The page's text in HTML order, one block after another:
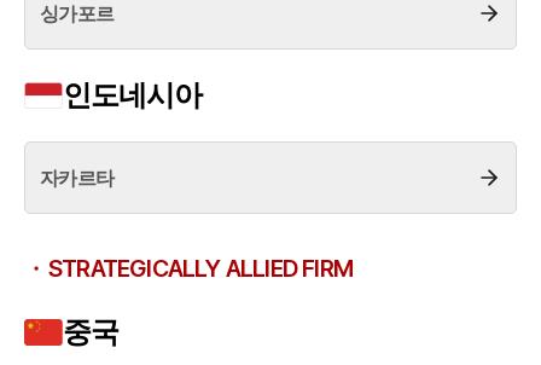
싱가포르
인도네시아
자카르타
STRATEGICALLY ALLIED FIRM
중국